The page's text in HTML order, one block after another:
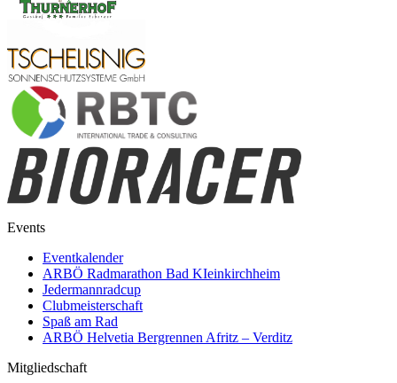
Events
Eventkalender
ARBÖ Radmarathon Bad KIeinkirchheim
Jedermannradcup
Clubmeisterschaft
Spaß am Rad
ARBÖ Helvetia Bergrennen Afritz – Verditz
Mitgliedschaft